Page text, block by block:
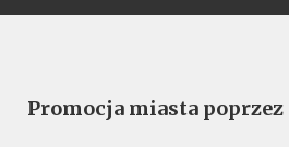
Promocja miasta